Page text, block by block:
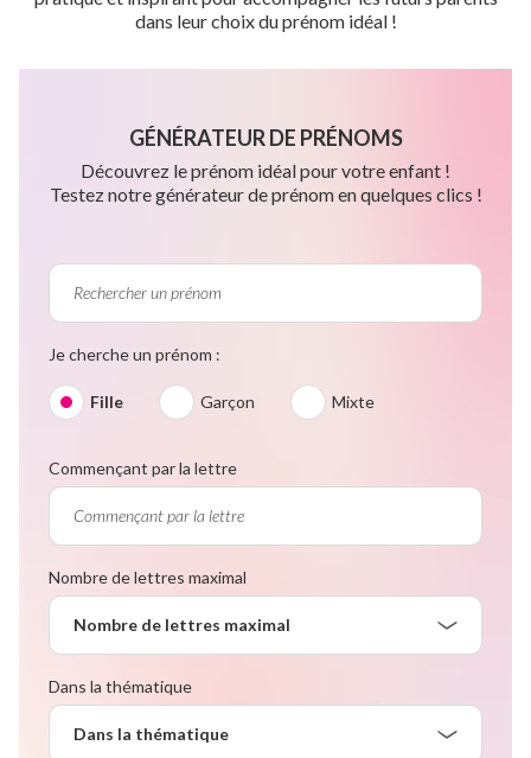
dans leur choix du prénom idéal !
GÉNÉRATEUR DE PRÉNOMS
Découvrez le prénom idéal pour votre enfant !
Testez notre générateur de prénom en quelques clics !
Je cherche un prénom :
Fille Garçon Mixte
Commençant par la lettre
Nombre de lettres maximal
Nombre de lettres maximal
Dans la thématique
Dans la thématique